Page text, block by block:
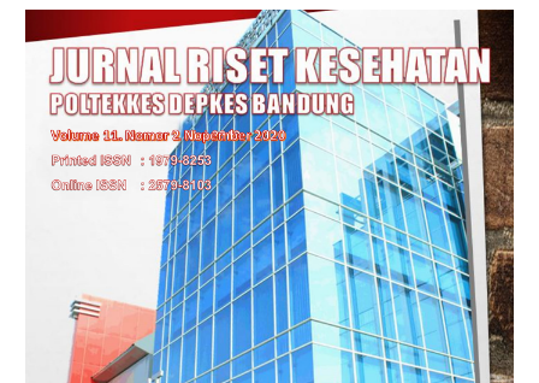
Article
Sidebar